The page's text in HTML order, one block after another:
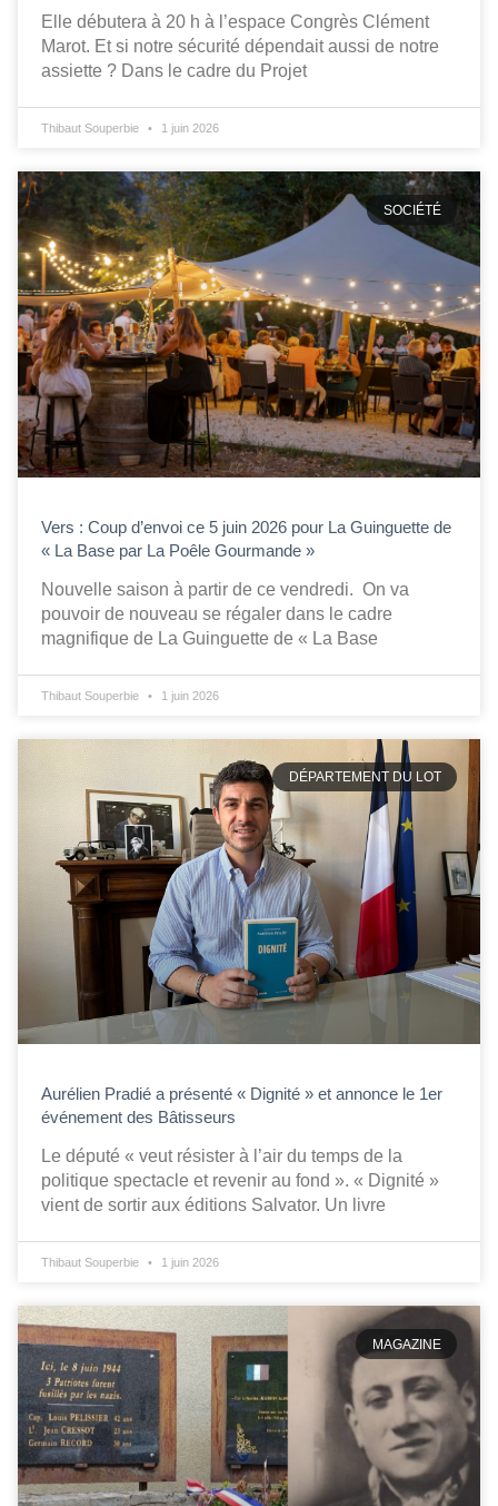
Elle débutera à 20 h à l’espace Congrès Clément
Marot. Et si notre sécurité dépendait aussi de notre
assiette ? Dans le cadre du Projet
Thibaut Souperbie 1 juin 2026
SOCIÉTÉ
Vers : Coup d’envoi ce 5 juin 2026 pour La Guinguette de
« La Base par La Poêle Gourmande »
Nouvelle saison à partir de ce vendredi. On va
pouvoir de nouveau se régaler dans le cadre
magnifique de La Guinguette de « La Base
Thibaut Souperbie 1 juin 2026
DÉPARTEMENT DU LOT
Aurélien Pradié a présenté « Dignité » et annonce le 1er
événement des Bâtisseurs
Le député « veut résister à l’air du temps de la
politique spectacle et revenir au fond ». « Dignité »
vient de sortir aux éditions Salvator. Un livre
Thibaut Souperbie 1 juin 2026
MAGAZINE